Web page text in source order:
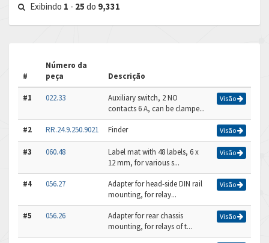
Exibindo 1 - 25 do 9,331
#
Número da
peça
Descrição
#1 022.33
Auxiliary switch, 2 NO
contacts 6 A, can be clampe...
Visão
#2 RR.24.9.250.9021 Finder Visão
#3 060.48
Label mat with 48 labels, 6 x
12 mm, for various s...
Visão
#4 056.27
Adapter for head-side DIN rail
mounting, for relay...
Visão
#5 056.26
Adapter for rear chassis
mounting, for relays of t...
Visão